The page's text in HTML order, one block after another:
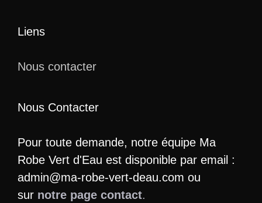
Liens
Nous contacter
Nous Contacter
Pour toute demande, notre équipe Ma
Robe Vert d'Eau est disponible par email :
admin@ma-robe-vert-deau.com ou
sur notre page contact.